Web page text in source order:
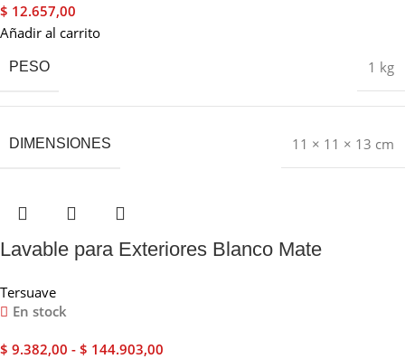
$ 12.657,00
Añadir al carrito
PESO 1 kg
DIMENSIONES 11 × 11 × 13 cm
Lavable para Exteriores Blanco Mate
Tersuave
En stock
$ 9.382,00 - $ 144.903,00